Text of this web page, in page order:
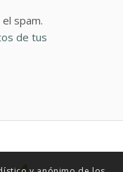
spam.
de tus